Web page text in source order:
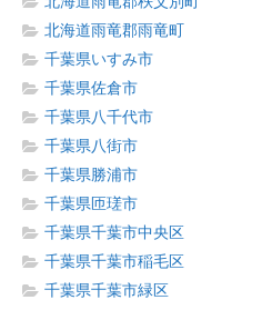
北海道雨竜郡雨竜町
千葉県いすみ市
千葉県佐倉市
千葉県八千代市
千葉県八街市
千葉県勝浦市
千葉県匝瑳市
千葉県千葉市中央区
千葉県千葉市稲毛区
千葉県千葉市緑区